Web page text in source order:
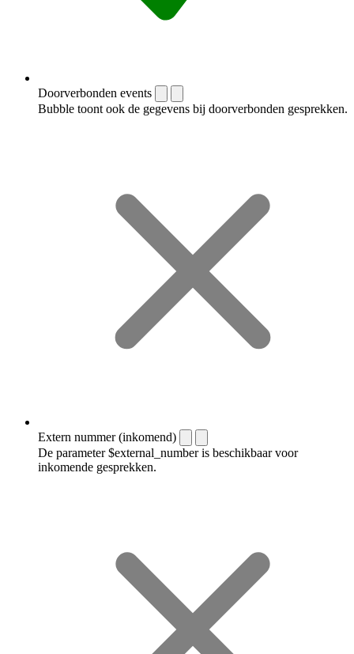
Doorverbonden events
Bubble toont ook de gegevens bij doorverbonden gesprekken.
Extern nummer (inkomend)
De parameter $external_number is beschikbaar voor
inkomende gesprekken.